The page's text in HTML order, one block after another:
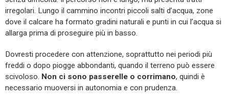
irregolari. Lungo il cammino incontri piccoli salti d’acqua, zone
dove il calcare ha formato gradini naturali e punti in cui l’acqua si
allarga prima di proseguire più in basso.
Dovresti procedere con attenzione, soprattutto nei periodi più
freddi o dopo piogge abbondanti, quando il terreno può essere
scivoloso. Non ci sono passerelle o corrimano, quindi è
necessario muoversi in autonomia e con prudenza.